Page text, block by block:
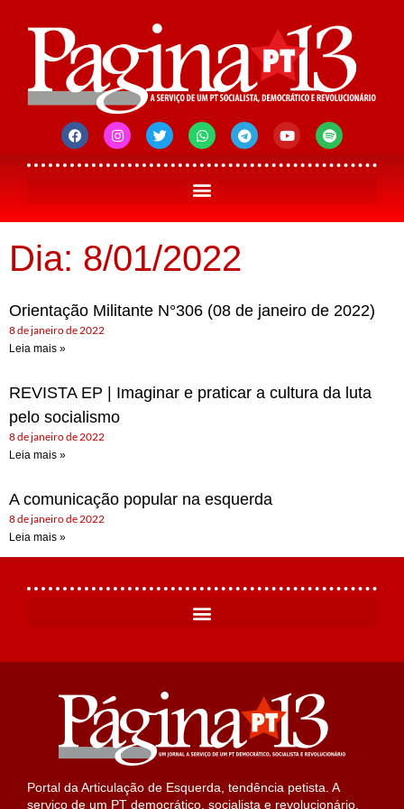
Dia: 8/01/2022
Orientação Militante N°306 (08 de janeiro de 2022)
8 de janeiro de 2022
Leia mais »
REVISTA EP | Imaginar e praticar a cultura da luta
pelo socialismo
8 de janeiro de 2022
Leia mais »
A comunicação popular na esquerda
8 de janeiro de 2022
Leia mais »
Portal da Articulação de Esquerda, tendência petista. A
serviço de um PT democrático, socialista e revolucionário.